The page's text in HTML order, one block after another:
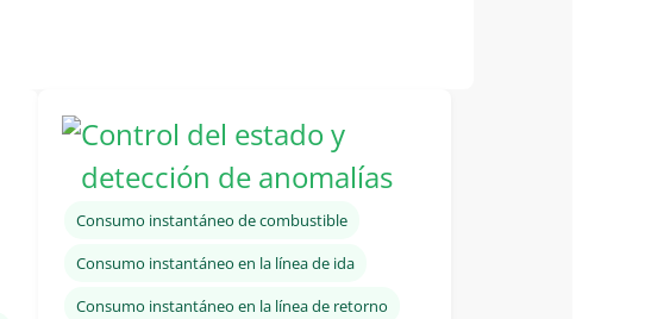
Control del estado y
detección de anomalías
Consumo instantáneo de combustible
Consumo instantáneo en la línea de ida
Consumo instantáneo en la línea de retorno